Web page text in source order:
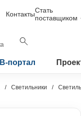
КонтактыСтать
поставщиком
портал
Светильники